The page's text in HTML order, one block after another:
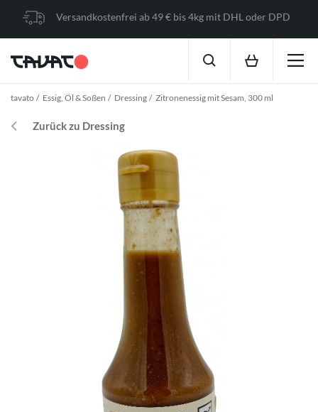
Versandkostenfrei ab 49 € bis 4kg mit DHL oder DPD
tavato Essig, Öl & Soßen Dressing Zitronenessig mit Sesam, 300 ml
Zurück zu Dressing